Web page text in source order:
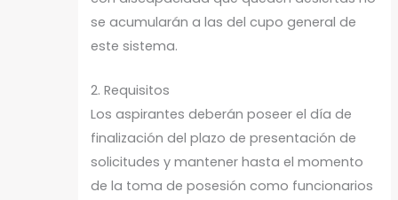
se acumularán a las del cupo general de
este sistema.
2. Requisitos
Los aspirantes deberán poseer el día de
finalización del plazo de presentación de
solicitudes y mantener hasta el momento
de la toma de posesión como funcionarios